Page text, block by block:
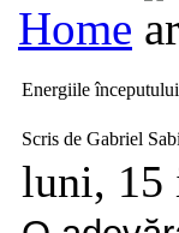
Home
Energiile
Scris de Gabriel
luni, 15